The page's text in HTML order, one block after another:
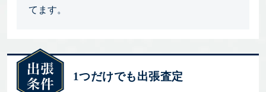
てます。
1つだけでも出張査定